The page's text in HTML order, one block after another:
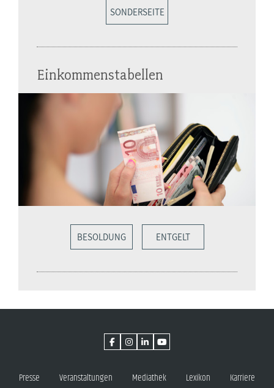
SONDERSEITE
Einkommenstabellen
BESOLDUNG ENTGELT
Presse Veranstaltungen Mediathek Lexikon Karriere